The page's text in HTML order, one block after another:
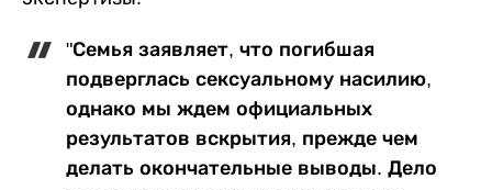
"Семья заявляет, что погибшая
подверглась сексуальному насилию,
однако мы ждем официальных
результатов вскрытия, прежде чем
делать окончательные выводы. Дело